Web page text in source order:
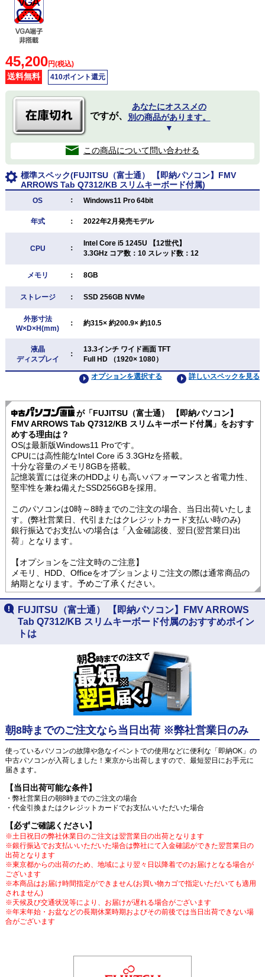
45,200円(税込)
送料無料 410ポイント還元
ですが、
あなたにオススメの
別の商品があります。
▼
この商品について問い合わせる
標準スペック(FUJITSU（富士通） 【即納パソコン】FMV
ARROWS Tab Q7312/KB スリムキーボード付属)
OS ： Windows11 Pro 64bit
年式 ： 2022年2月発売モデル
CPU ：
Intel Core i5 1245U 【12世代】
3.3GHz コア数：10 スレッド数：12
メモリ ： 8GB
ストレージ ： SSD 256GB NVMe
外形寸法
W×D×H(mm)
： 約315× 約200.9× 約10.5
液晶
ディスプレイ
：
13.3インチ ワイド画面 TFT
Full HD （1920× 1080）
詳しいスペックを見る
オプションを選択する
が「FUJITSU（富士通） 【即納パソコン】
FMV ARROWS Tab Q7312/KB スリムキーボード付属」をおすす
めする理由は？
OSは最新版Windows11 Proです。
CPUには高性能なIntel Core i5 3.3GHzを搭載。
十分な容量のメモリ8GBを搭載。
記憶装置には従来のHDDよりも高いパフォーマンスと省電力性、
堅牢性を兼ね備えたSSD256GBを採用。
このパソコンは0時～8時までのご注文の場合、当日出荷いたしま
す。(弊社営業日、代引またはクレジットカード支払い時のみ)
銀行振込でお支払いの場合は「入金確認後、翌日(翌営業日)出
荷」となります。
【オプションをご注文時のご注意】
メモリ、HDD、Officeをオプションよりご注文の際は通常商品の
納期となります。予めご了承ください。
FUJITSU（富士通） 【即納パソコン】FMV ARROWS
Tab Q7312/KB スリムキーボード付属のおすすめポイン
トは
朝8時までのご注文なら当日出荷 ※弊社営業日のみ
使っているパソコンの故障や急なイベントでの使用などに便利な「即納OK」の
中古パソコンが入荷しました！東京から出荷しますので、最短翌日にお手元に
届きます。
【当日出荷可能な条件】
・弊社営業日の朝8時までのご注文の場合
・代金引換またはクレジットカードでお支払いいただいた場合
【必ずご確認ください】
※土日祝日の弊社休業日のご注文は翌営業日の出荷となります
※銀行振込でお支払いいただいた場合は弊社にて入金確認ができた翌営業日の
出荷となります
※東京都からの出荷のため、地域により翌々日以降着でのお届けとなる場合が
ございます
※本商品はお届け時間指定ができません(お買い物カゴで指定いただいても適用
されません)
※天候及び交通状況等により、お届けが遅れる場合がございます
※年末年始・お盆などの長期休業時期およびその前後では当日出荷できない場
合がございます